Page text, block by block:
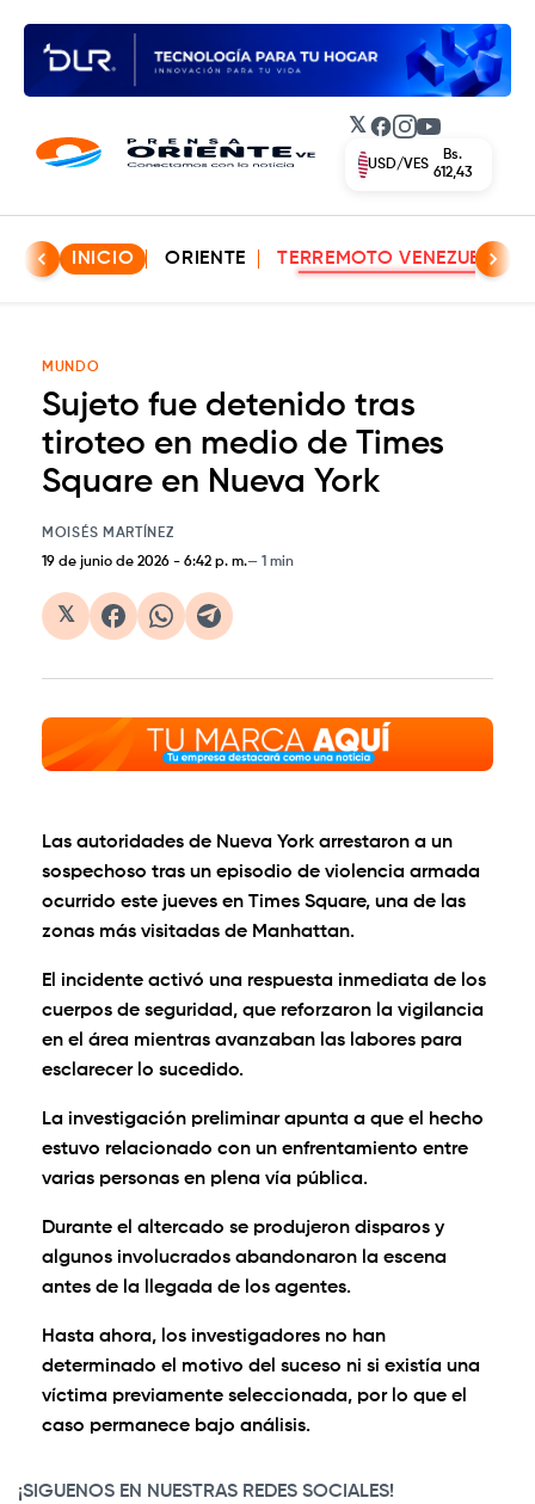
𝕏 Facebook
Instagram
YouTube
USD/VES
Bs.
612,43
INICIO ORIENTE TERREMOTO VENEZUELA
MUNDO
Sujeto fue detenido tras
tiroteo en medio de Times
Square en Nueva York
MOISÉS MARTÍNEZ
19 de junio de 2026 - 6:42 p. m. 1 min
𝕏
Las autoridades de Nueva York arrestaron a un
sospechoso tras un episodio de violencia armada
ocurrido este jueves en Times Square, una de las
zonas más visitadas de Manhattan.
El incidente activó una respuesta inmediata de los
cuerpos de seguridad, que reforzaron la vigilancia
en el área mientras avanzaban las labores para
esclarecer lo sucedido.
La investigación preliminar apunta a que el hecho
estuvo relacionado con un enfrentamiento entre
varias personas en plena vía pública.
Durante el altercado se produjeron disparos y
algunos involucrados abandonaron la escena
antes de la llegada de los agentes.
Hasta ahora, los investigadores no han
determinado el motivo del suceso ni si existía una
víctima previamente seleccionada, por lo que el
caso permanece bajo análisis.
¡SIGUENOS EN NUESTRAS REDES SOCIALES!